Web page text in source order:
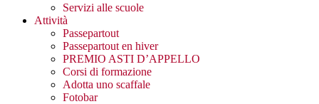
Servizi alle scuole
Attività
Passepartout
Passepartout en hiver
PREMIO ASTI D’APPELLO
Corsi di formazione
Adotta uno scaffale
Fotobar